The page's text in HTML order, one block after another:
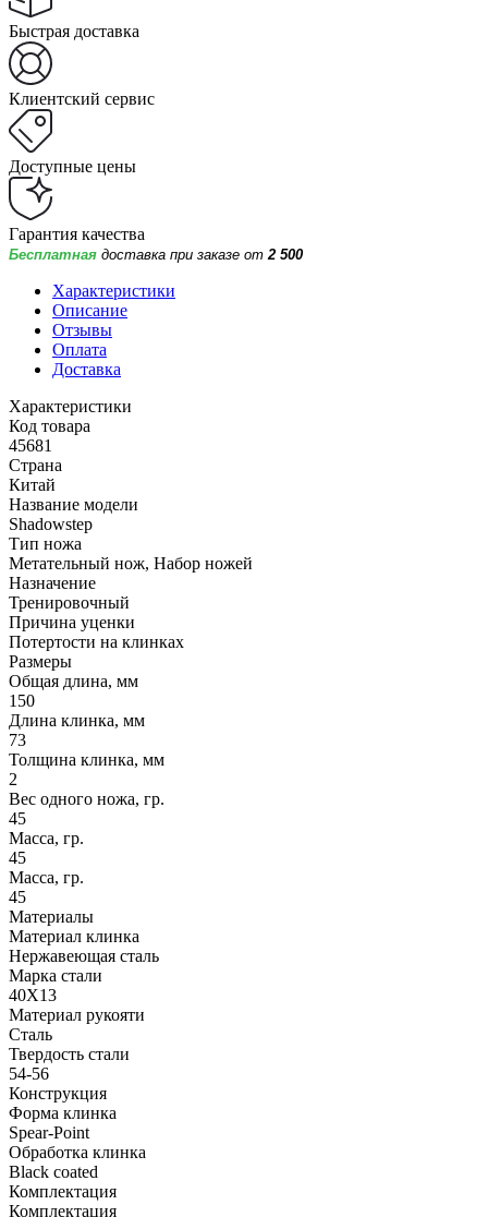
Быстрая доставка
Клиентский сервис
Доступные цены
Гарантия качества
Бесплатная доставка при заказе от 2 500
Характеристики
Описание
Отзывы
Оплата
Доставка
Характеристики
Код товара
45681
Страна
Китай
Название модели
Shadowstep
Тип ножа
Метательный нож, Набор ножей
Назначение
Тренировочный
Причина уценки
Потертости на клинках
Размеры
Общая длина, мм
150
Длина клинка, мм
73
Толщина клинка, мм
2
Вес одного ножа, гр.
45
Масса, гр.
45
Масса, гр.
45
Материалы
Материал клинка
Нержавеющая сталь
Марка стали
40Х13
Материал рукояти
Сталь
Твердость стали
54-56
Конструкция
Форма клинка
Spear-Point
Обработка клинка
Black coated
Комплектация
Комплектация